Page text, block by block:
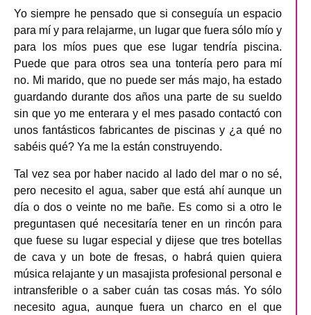
Yo siempre he pensado que si conseguía un espacio
para mí y para relajarme, un lugar que fuera sólo mío y
para los míos pues que ese lugar tendría piscina.
Puede que para otros sea una tontería pero para mí
no. Mi marido, que no puede ser más majo, ha estado
guardando durante dos años una parte de su sueldo
sin que yo me enterara y el mes pasado contactó con
unos fantásticos fabricantes de piscinas y ¿a qué no
sabéis qué? Ya me la están construyendo.
Tal vez sea por haber nacido al lado del mar o no sé,
pero necesito el agua, saber que está ahí aunque un
día o dos o veinte no me bañe. Es como si a otro le
preguntasen qué necesitaría tener en un rincón para
que fuese su lugar especial y dijese que tres botellas
de cava y un bote de fresas, o habrá quien quiera
música relajante y un masajista profesional personal e
intransferible o a saber cuán tas cosas más. Yo sólo
necesito agua, aunque fuera un charco en el que